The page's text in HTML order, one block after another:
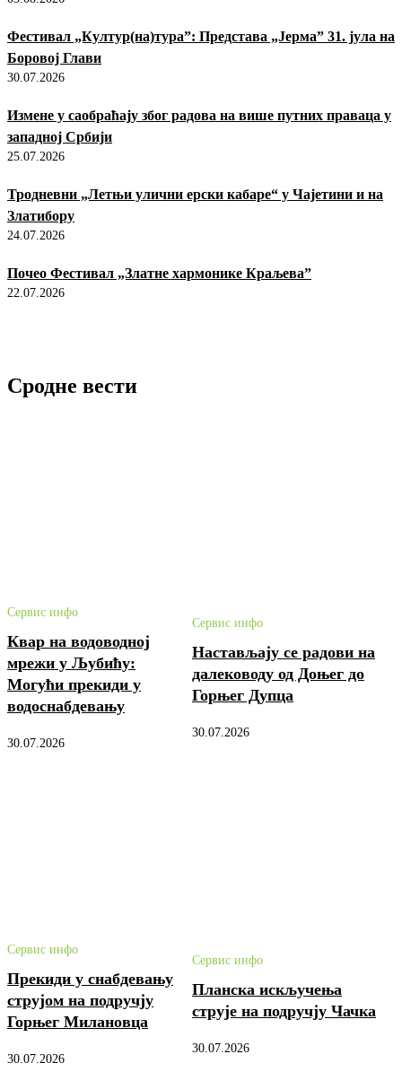
Фестивал „Култур(на)тура”: Представа „Јерма” 31. јула на
Боровој Глави
30.07.2026
Измене у саобраћају због радова на више путних праваца у
западној Србији
25.07.2026
Тродневни „Летњи улични ерски кабаре“ у Чајетини и на
Златибору
24.07.2026
Почео Фестивал „Златне хармонике Краљева”
22.07.2026
Сродне вести
Сервис инфо
Квар на водоводној
мрежи у Љубићу:
Могући прекиди у
водоснабдевању
30.07.2026
Сервис инфо
Настављају се радови на
далеководу од Доњег до
Горњег Дупца
30.07.2026
Сервис инфо
Прекиди у снабдевању
струјом на подручју
Горњег Милановца
30.07.2026
Сервис инфо
Планска искључења
струје на подручју Чачка
30.07.2026